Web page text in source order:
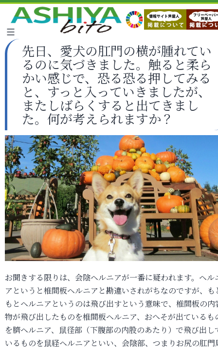
先日、愛犬の肛門の横が腫れてい
るのに気づきました。触ると柔ら
かい感じで、恐る恐る押してみる
と、すっと入っていきましたが、
またしばらくすると出てきまし
た。何が考えられますか？
お聞きする限りは、会陰ヘルニアが一番に疑われます。ヘル
アというと椎間板ヘルニアと勘違いされがちなのですが、も
もとヘルニアというのは飛び出すという意味で、椎間板の内
物が飛び出したものを椎間板ヘルニア、おへそが出ているも
を臍ヘルニア、鼠径部（下腹部の内股のあたり）で飛び出し
いるものを鼠経ヘルニアといい、会陰部、つまりお尻の肛門